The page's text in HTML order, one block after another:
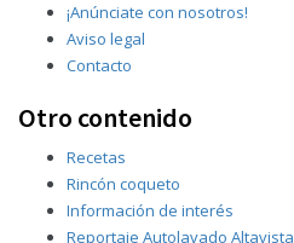
¡Anúnciate con nosotros!
Aviso legal
Contacto
Otro contenido
Recetas
Rincón coqueto
Información de interés
Reportaje Autolavado Altavista